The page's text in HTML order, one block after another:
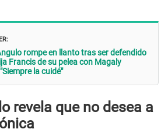
rompe en llanto tras ser defendido
Francis de su pelea con Magaly
la cuidé"
revela que no desea a